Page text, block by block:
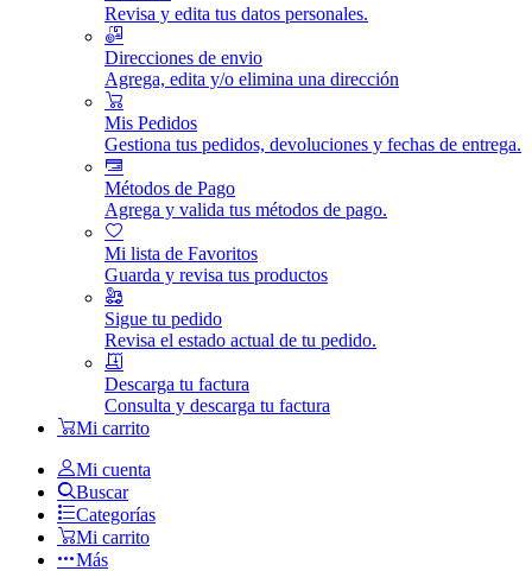
Revisa y edita tus datos personales.
Direcciones de envio
Agrega, edita y/o elimina una dirección
Mis Pedidos
Gestiona tus pedidos, devoluciones y fechas de entrega.
Métodos de Pago
Agrega y valida tus métodos de pago.
Mi lista de Favoritos
Guarda y revisa tus productos
Sigue tu pedido
Revisa el estado actual de tu pedido.
Descarga tu factura
Consulta y descarga tu factura
Mi carrito
Mi cuenta
Buscar
Categorías
Mi carrito
Más